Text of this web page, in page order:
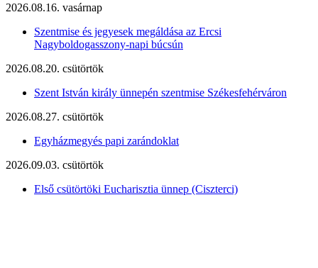
2026.08.16. vasárnap
Szentmise és jegyesek megáldása az Ercsi
Nagyboldogasszony-napi búcsún
2026.08.20. csütörtök
Szent István király ünnepén szentmise Székesfehérváron
2026.08.27. csütörtök
Egyházmegyés papi zarándoklat
2026.09.03. csütörtök
Első csütörtöki Eucharisztia ünnep (Ciszterci)